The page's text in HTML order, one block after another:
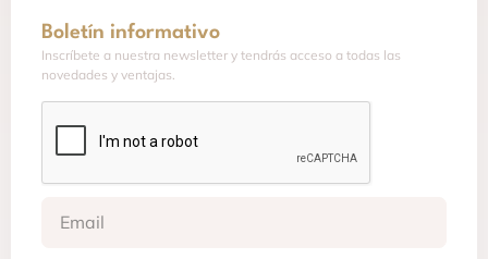
Boletín informativo
Inscríbete a nuestra newsletter y tendrás acceso a todas las
novedades y ventajas.